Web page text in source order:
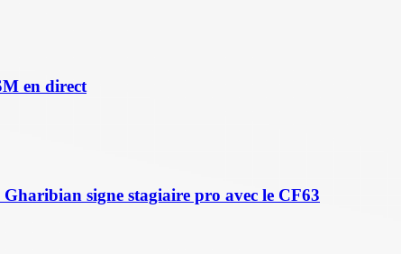
en direct
signe stagiaire pro avec le CF63